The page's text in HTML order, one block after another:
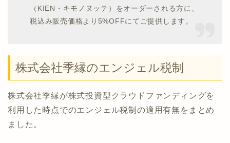
（KIEN・キモノヌッテ）をオーダーされる方に、
税込み販売価格より5%OFFにてご提供します。
株式会社季縁のエンジェル税制
株式会社季縁が株式投資型クラウドファンディングを
利用した時点でのエンジェル税制の適用有無をまとめ
ました。